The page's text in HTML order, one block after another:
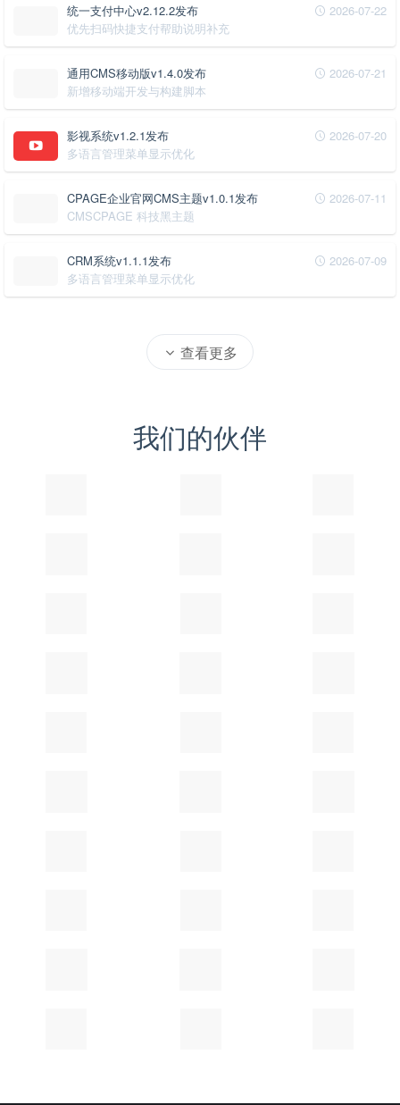
2026-07-22
统一支付中心v2.12.2发布
优先扫码快捷支付帮助说明补充
2026-07-21
通用CMS移动版v1.4.0发布
新增移动端开发与构建脚本
2026-07-20
影视系统v1.2.1发布
多语言管理菜单显示优化
2026-07-11
CPAGE企业官网CMS主题v1.0.1发布
CMSCPAGE 科技黑主题
2026-07-09
CRM系统v1.1.1发布
多语言管理菜单显示优化
查看更多
我们的伙伴